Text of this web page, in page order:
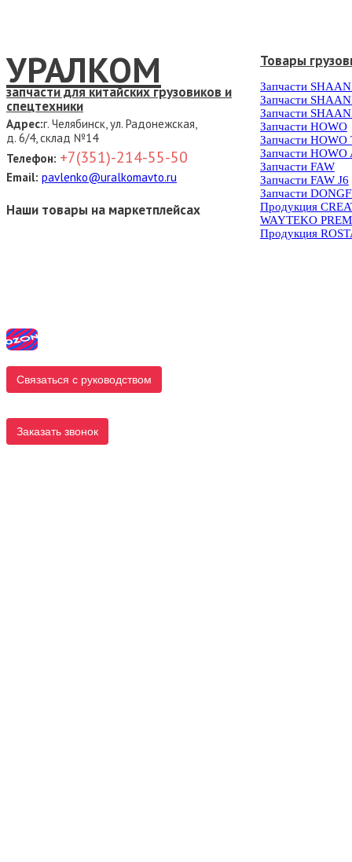
УРАЛКОМ
запчасти для китайских грузовиков и
спецтехники
Адрес:г. Челябинск, ул. Радонежская,
д. 6/4, склад №14
Телефон: +7(351)-214-55-50
Email: pavlenko@uralkomavto.ru
Наши товары на маркетплейсах
Связаться с руководством
Заказать звонок
Товары
Запчасти
Запчасти
Запчасти
Запчасти HOWO
Запчасти HOWO
Запчасти HOWO
Запчасти FAW
Запчасти FAW J6
Запчасти
Продукция
WAYTEKO
Продукция